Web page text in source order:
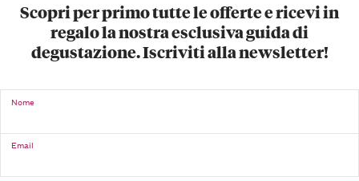
Scopri per primo tutte le offerte e ricevi in
regalo la nostra esclusiva guida di
degustazione. Iscriviti alla newsletter!
Nome
Email